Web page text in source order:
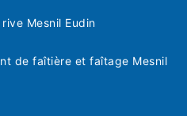
Mesnil Eudin
de faîtière et faîtage Mesnil